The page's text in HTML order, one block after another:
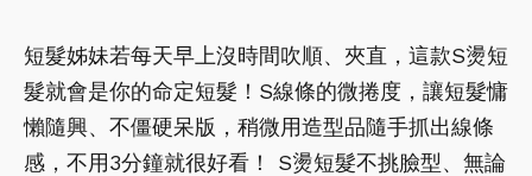
短髮姊妹若每天早上沒時間吹順、夾直，這款S燙短
髮就會是你的命定短髮！S線條的微捲度，讓短髮慵
懶隨興、不僵硬呆版，稍微用造型品隨手抓出線條
感，不用3分鐘就很好看！ S燙短髮不挑臉型、無論